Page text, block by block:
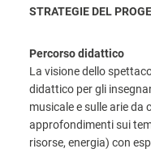
STRATEGIE DEL
Percorso didattico
La visione dello
didattico per gli
musicale e sulle arie da
approfondimenti sui
risorse, energia) con